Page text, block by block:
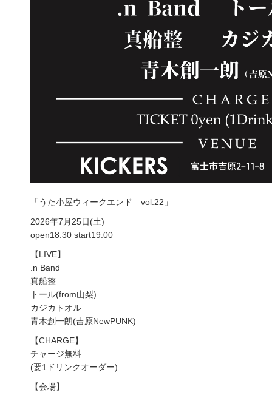
「うた小屋ウィークエンド vol.22」
2026年7月25日(土)
open18:30 start19:00
【LIVE】
.n Band
真船整
トール(from山梨)
カジカトオル
青木創一朗(吉原NewPUNK)
【CHARGE】
チャージ無料
(要1ドリンクオーダー)
【会場】